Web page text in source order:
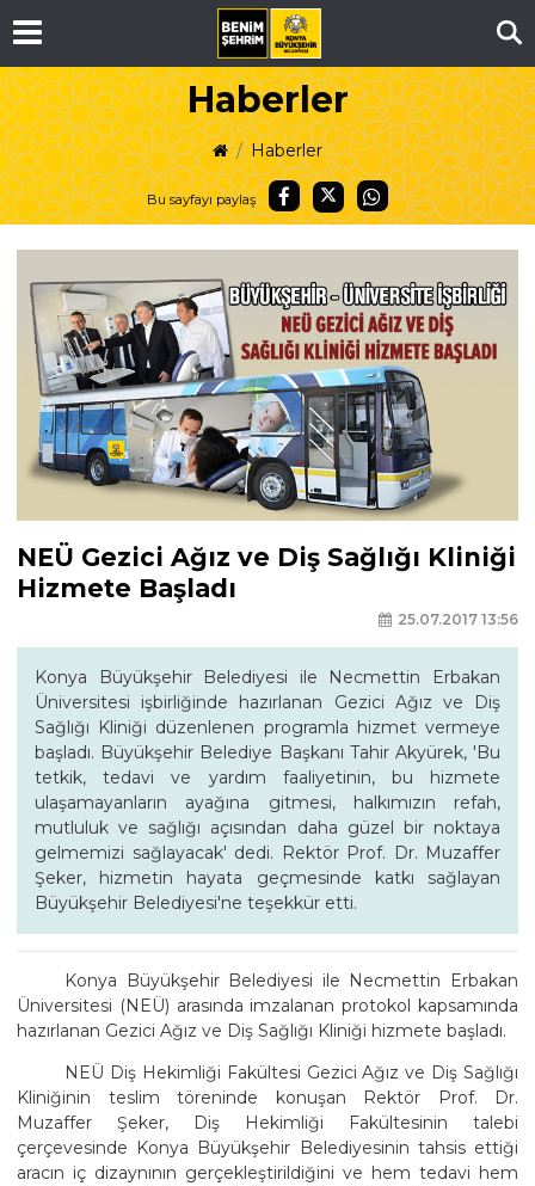
Haberler
Haberler
Bu sayfayı paylaş
NEÜ Gezici Ağız ve Diş Sağlığı Kliniği
Hizmete Başladı
25.07.2017 13:56
Konya Büyükşehir Belediyesi ile Necmettin Erbakan
Üniversitesi işbirliğinde hazırlanan Gezici Ağız ve Diş
Sağlığı Kliniği düzenlenen programla hizmet vermeye
başladı. Büyükşehir Belediye Başkanı Tahir Akyürek, 'Bu
tetkik, tedavi ve yardım faaliyetinin, bu hizmete
ulaşamayanların ayağına gitmesi, halkımızın refah,
mutluluk ve sağlığı açısından daha güzel bir noktaya
gelmemizi sağlayacak' dedi. Rektör Prof. Dr. Muzaffer
Şeker, hizmetin hayata geçmesinde katkı sağlayan
Büyükşehir Belediyesi'ne teşekkür etti.
Konya Büyükşehir Belediyesi ile Necmettin Erbakan
Üniversitesi (NEÜ) arasında imzalanan protokol kapsamında
hazırlanan Gezici Ağız ve Diş Sağlığı Kliniği hizmete başladı.
NEÜ Diş Hekimliği Fakültesi Gezici Ağız ve Diş Sağlığı
Kliniğinin teslim töreninde konuşan Rektör Prof. Dr.
Muzaffer Şeker, Diş Hekimliği Fakültesinin talebi
çerçevesinde Konya Büyükşehir Belediyesinin tahsis ettiği
aracın iç dizaynının gerçekleştirildiğini ve hem tedavi hem